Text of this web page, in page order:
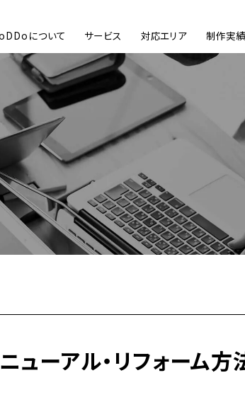
について サービス 対応エリア 制作実績
ューアル・リフォーム方